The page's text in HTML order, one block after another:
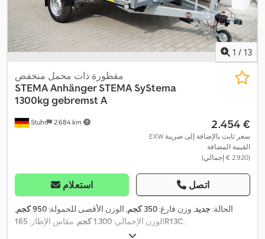
1 / 13
Stuhr 2.684 km
مقطورة ذات محمل منخفض
STEMAAnhänger STEMA SyStema
1300kg gebremst A
‏2.454 €
EXW سعر ثابت بالإضافة إلى ضريبة
القيمة المضافة
(‏2.920 € إجمالي)
استعلام اتصل
الحالة:جديد, وزن فارغ:350 كجم , الوزن الأقصى للحمولة:950 كجم
,
الوزن الإجمالي:1.300 كجم , مقاس الإطار: 165R13C,